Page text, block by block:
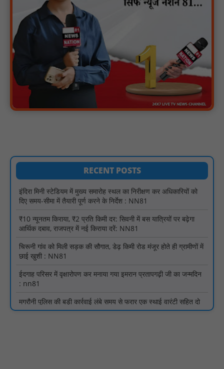
RECENT POSTS
स्वतंत्रता दिवस सिर पर होने के बाद भी परिसर में फैली है गंदगी और झाड़ियाँ,
फर्श पर उपेक्षित हालत में मिला तिरंगा : NN81
ग्रामीणों को आधार सेवाओं के साथ सेवा सेतु पोर्टल की 400 से अधिक
ऑनलाइन शासकीय सेवाएं मिलेंगी : NN81
लखीमपुर खीरी अपराध नियंत्रण और वांछित अभियुक्तों की गिरफ्तारी को लेकर
खीरी पुलिस का अभियान लगातार जारी : NN81
21 वर्षों बाद फिर गूंजी पाठशाला की घंटी: मेटापारा कोरसागुड़ा प्राथमिक शाला
का हुआ पुनः संचालन : NN81
इंदिरा मिनी स्टेडियम में मुख्य समारोह स्थल का निरीक्षण कर अधिकारियों को
दिए समय-सीमा में तैयारी पूर्ण करने के निर्देश : NN81
₹10 न्यूनतम किराया, ₹2 प्रति किमी दर: सिवनी में बस यात्रियों पर बढ़ेगा
आर्थिक दबाव, राजपत्र में नई किराया दरें: NN81
छाई खुशी : NN81
: nn81
वारंटी गिरफ्तार : NN81
फर्श पर उपेक्षित हालत में मिला तिरंगा : NN81